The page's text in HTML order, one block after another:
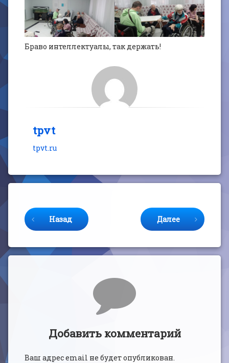
Браво интеллектуалы, так держать!
tpvt
tpvt.ru
Назад Далее
Комментарии
Добавить комментарий
Ваш адрес email не будет опубликован.